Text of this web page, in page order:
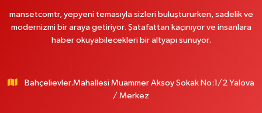
mansetcomtr, yepyeni temasıyla sizleri buluştururken, sadelik ve
modernizmi bir araya getiriyor. Şatafattan kaçınıyor ve insanlara
haber okuyabilecekleri bir altyapı sunuyor.
Bahçelievler.Mahallesi Muammer Aksoy Sokak No:1/2 Yalova
/ Merkez